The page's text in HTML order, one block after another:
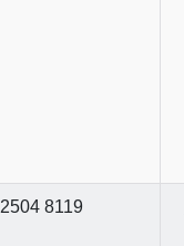
2504 8119